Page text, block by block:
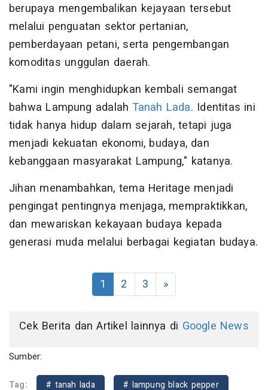
berupaya mengembalikan kejayaan tersebut
melalui penguatan sektor pertanian,
pemberdayaan petani, serta pengembangan
komoditas unggulan daerah.
"Kami ingin menghidupkan kembali semangat
bahwa Lampung adalah Tanah Lada. Identitas ini
tidak hanya hidup dalam sejarah, tetapi juga
menjadi kekuatan ekonomi, budaya, dan
kebanggaan masyarakat Lampung," katanya.
Jihan menambahkan, tema Heritage menjadi
pengingat pentingnya menjaga, mempraktikkan,
dan mewariskan kekayaan budaya kepada
generasi muda melalui berbagai kegiatan budaya.
1 2 3 »
Cek Berita dan Artikel lainnya di Google News
Sumber:
Tag: # tanah lada # lampung black pepper